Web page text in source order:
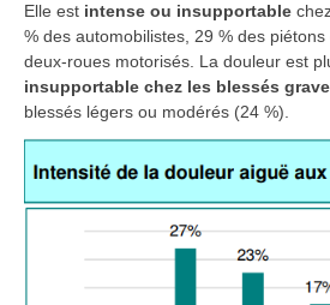
Elle est intense ou insupportable
% des automobilistes, 29 % des
deux-roues motorisés. La douleur est
insupportable chez les blessés
blessés légers ou modérés (24 %).